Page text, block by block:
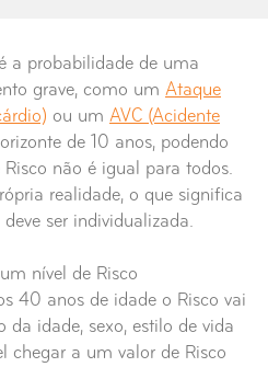
a probabilidade de uma
grave, como um Ataque
ou um AVC (Acidente
de 10 anos, podendo
não é igual para todos.
realidade, o que significa
ser individualizada.
nível de Risco
40 anos de idade o Risco vai
da idade, sexo, estilo de vida
chegar a um valor de Risco